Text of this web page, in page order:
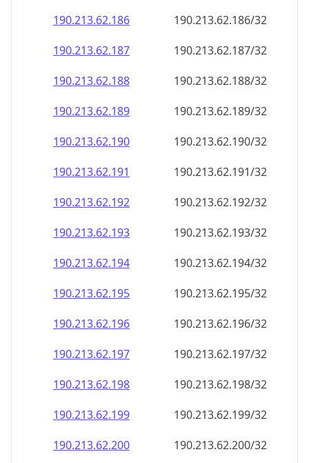
190.213.62.186
190.213.62.186/32
190.213.62.187
190.213.62.187/32
190.213.62.188
190.213.62.188/32
190.213.62.189
190.213.62.189/32
190.213.62.190
190.213.62.190/32
190.213.62.191
190.213.62.191/32
190.213.62.192
190.213.62.192/32
190.213.62.193
190.213.62.193/32
190.213.62.194
190.213.62.194/32
190.213.62.195
190.213.62.195/32
190.213.62.196
190.213.62.196/32
190.213.62.197
190.213.62.197/32
190.213.62.198
190.213.62.198/32
190.213.62.199
190.213.62.199/32
190.213.62.200
190.213.62.200/32